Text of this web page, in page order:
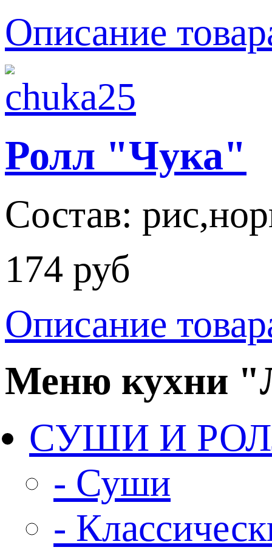
Описание
Ролл "Чука"
Состав:
174 руб
Описание
Меню кухни
СУШИ И
- Суши
-